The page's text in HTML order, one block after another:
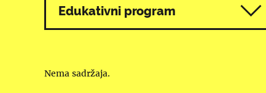
Svi programi
Edukativni program
Nema sadržaja.